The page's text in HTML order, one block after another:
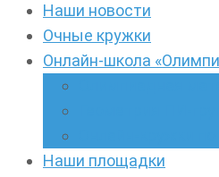
Наши новости
Очные кружки
Онлайн-школа
Наши площадки